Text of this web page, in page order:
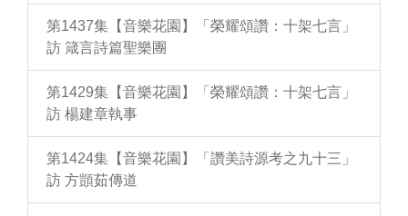
第1437集【音樂花園】「榮耀頌讚：十架七言」
訪 箴言詩篇聖樂團
第1429集【音樂花園】「榮耀頌讚：十架七言」
訪 楊建章執事
第1424集【音樂花園】「讚美詩源考之九十三」
訪 方顗茹傳道